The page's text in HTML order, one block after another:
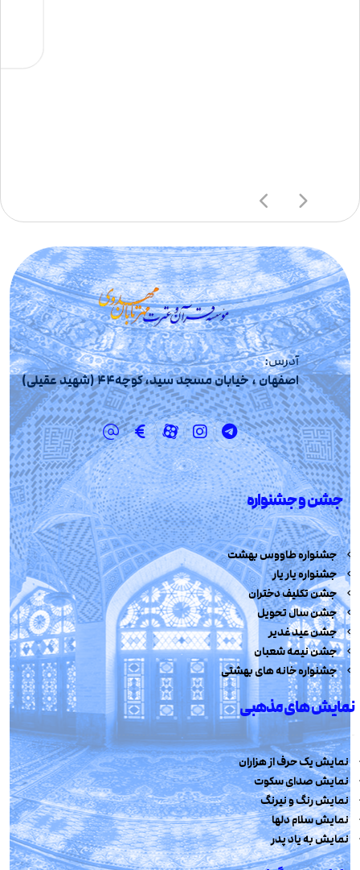
آدرس:
اصفهان ، خیابان مسجد سید، کوچه44 (شهید عقیلی)
جشن و جشنواره
جشنواره طاووس بهشت
جشنواره یار یار
جشن تکلیف دختران
جشن سال تحویل
جشن عید غدیر
جشن نیمه شعبان
جشنواره خانه های بهشتی
نمایش های مذهبی
نمایش یک حرف از هزاران
نمایش صدای سکوت
نمایش رنگ و نیرنگ
نمایش سلام دلها
نمایش به یاد پدر